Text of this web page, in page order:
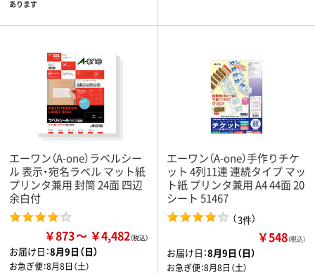
あります
エーワン（A-one）ラベルシー
ル 表示・宛名ラベル マット紙
プリンタ兼用 封筒 24面 四辺
余白付
￥873 ￥4,482
お届け日：8月9日（日）
お急ぎ便：8月8日（土）
エーワン（A-one）手作りチケ
ット 4列11連 連続タイプ マッ
ト紙 プリンタ兼用 A4 44面 20
シート 51467
（3件）
￥548（税込）
お届け日：8月9日（日）
お急ぎ便：8月8日（土）